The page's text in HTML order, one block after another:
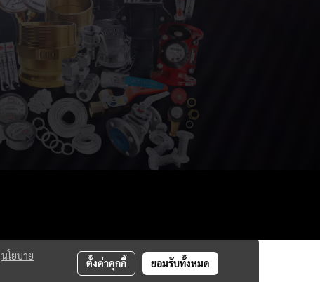
นโยบาย
ตั้งค่าคุกกี้ ยอมรับทั้งหมด